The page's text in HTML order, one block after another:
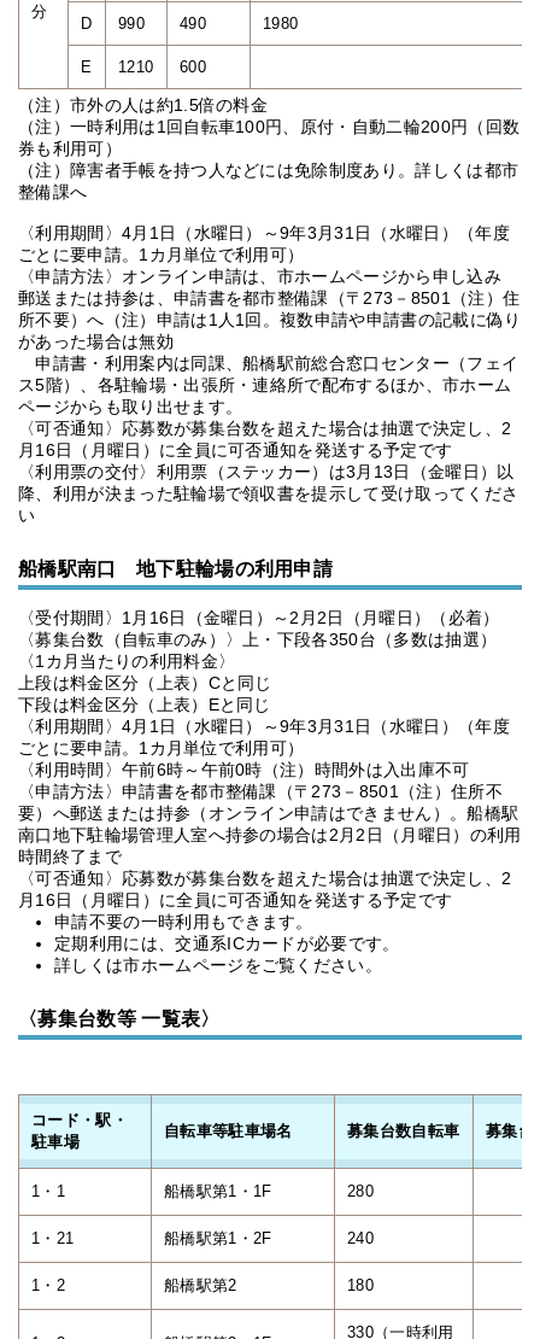
分
D 990 490 1980
E 1210 600
（注）市外の人は約1.5倍の料金
（注）一時利用は1回自転車100円、原付・自動二輪200円（回数
券も利用可）
（注）障害者手帳を持つ人などには免除制度あり。詳しくは都市
整備課へ
〈利用期間〉4月1日（水曜日）～9年3月31日（水曜日）（年度
ごとに要申請。1カ月単位で利用可）
〈申請方法〉オンライン申請は、市ホームページから申し込み
郵送または持参は、申請書を都市整備課（〒273－8501（注）住
所不要）へ（注）申請は1人1回。複数申請や申請書の記載に偽り
があった場合は無効
申請書・利用案内は同課、船橋駅前総合窓口センター（フェイ
ス5階）、各駐輪場・出張所・連絡所で配布するほか、市ホーム
ページからも取り出せます。
〈可否通知〉応募数が募集台数を超えた場合は抽選で決定し、2
月16日（月曜日）に全員に可否通知を発送する予定です
〈利用票の交付〉利用票（ステッカー）は3月13日（金曜日）以
降、利用が決まった駐輪場で領収書を提示して受け取ってくださ
い
船橋駅南口 地下駐輪場の利用申請
〈受付期間〉1月16日（金曜日）～2月2日（月曜日）（必着）
〈募集台数（自転車のみ）〉上・下段各350台（多数は抽選）
〈1カ月当たりの利用料金〉
上段は料金区分（上表）Cと同じ
下段は料金区分（上表）Eと同じ
〈利用期間〉4月1日（水曜日）～9年3月31日（水曜日）（年度
ごとに要申請。1カ月単位で利用可）
〈利用時間〉午前6時～午前0時（注）時間外は入出庫不可
〈申請方法〉申請書を都市整備課（〒273－8501（注）住所不
要）へ郵送または持参（オンライン申請はできません）。船橋駅
南口地下駐輪場管理人室へ持参の場合は2月2日（月曜日）の利用
時間終了まで
〈可否通知〉応募数が募集台数を超えた場合は抽選で決定し、2
月16日（月曜日）に全員に可否通知を発送する予定です
申請不要の一時利用もできます。
定期利用には、交通系ICカードが必要です。
詳しくは市ホームページをご覧ください。
〈募集台数等 一覧表〉
コード・駅・
駐車場
自転車等駐車場名 募集台数自転車 募集台
1・1 船橋駅第1・1F 280
1・21 船橋駅第1・2F 240
1・2 船橋駅第2 180
330（一時利用